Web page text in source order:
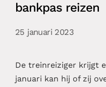
bankpas reizen
25 januari 2023
De treinreiziger krijgt
januari kan hij of zij